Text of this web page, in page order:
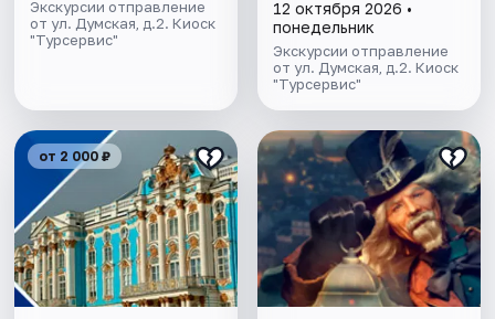
Экскурсии отправление
от ул. Думская, д.2. Киоск
"Турсервис"
12 октября 2026 •
понедельник
Экскурсии отправление
от ул. Думская, д.2. Киоск
"Турсервис"
от 2 000 ₽